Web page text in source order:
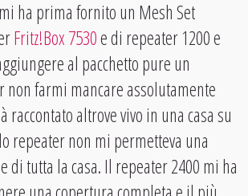
ha prima fornito un Mesh Set
Fritz!Box 7530e di repeater 1200 e
al pacchetto pure un
non farmi mancare assolutamente
raccontato altrove vivo in una casa su
repeater non mi permetteva una
di tutta la casa. Il repeater 2400 mi ha